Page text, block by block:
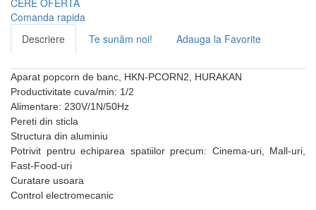
Comanda rapida
Descriere
Te sunăm noi! Adauga la Favorite
Aparat popcorn de banc, HKN-PCORN2, HURAKAN
Productivitate cuva/min: 1/2
Alimentare: 230V/1N/50Hz
Pereti din sticla
Structura din aluminiu
Potrivit pentru echiparea spatiilor precum: Cinema-uri, Mall-uri,
Fast-Food-uri
Curatare usoara
Control electromecanic